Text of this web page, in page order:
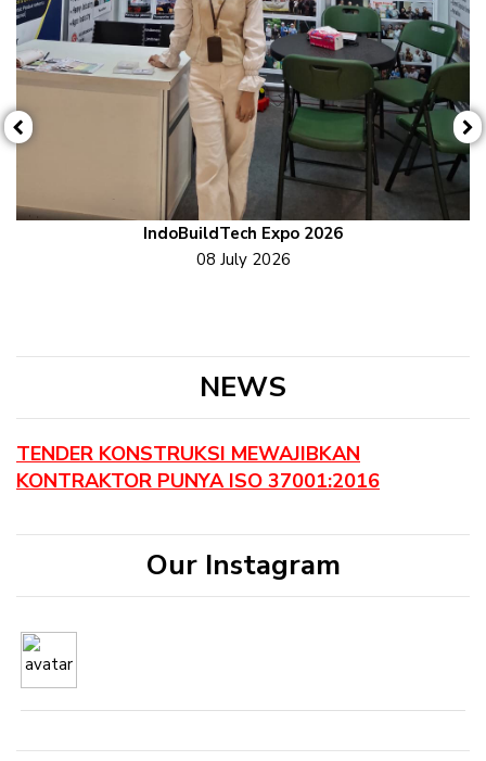
IndoBuildTech Expo 2026
08 July 2026
Previous
NEWS
TENDER KONSTRUKSI MEWAJIBKAN
KONTRAKTOR PUNYA ISO 37001:2016
Our Instagram